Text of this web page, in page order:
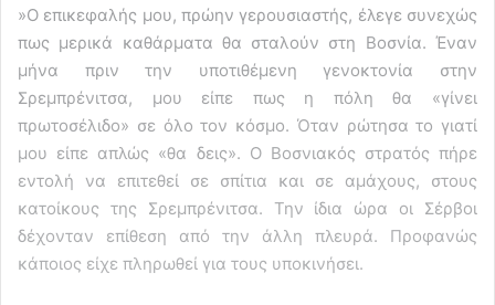
»Ο επικεφαλής μου, πρώην γερουσιαστής, έλεγε συνεχώς
πως μερικά καθάρματα θα σταλούν στη Βοσνία. Έναν
μήνα πριν την υποτιθέμενη γενοκτονία στην
Σρεμπρένιτσα, μου είπε πως η πόλη θα «γίνει
πρωτοσέλιδο» σε όλο τον κόσμο. Όταν ρώτησα το γιατί
μου είπε απλώς «θα δεις». Ο Βοσνιακός στρατός πήρε
εντολή να επιτεθεί σε σπίτια και σε αμάχους, στους
κατοίκους της Σρεμπρένιτσα. Την ίδια ώρα οι Σέρβοι
δέχονταν επίθεση από την άλλη πλευρά. Προφανώς
κάποιος είχε πληρωθεί για τους υποκινήσει.